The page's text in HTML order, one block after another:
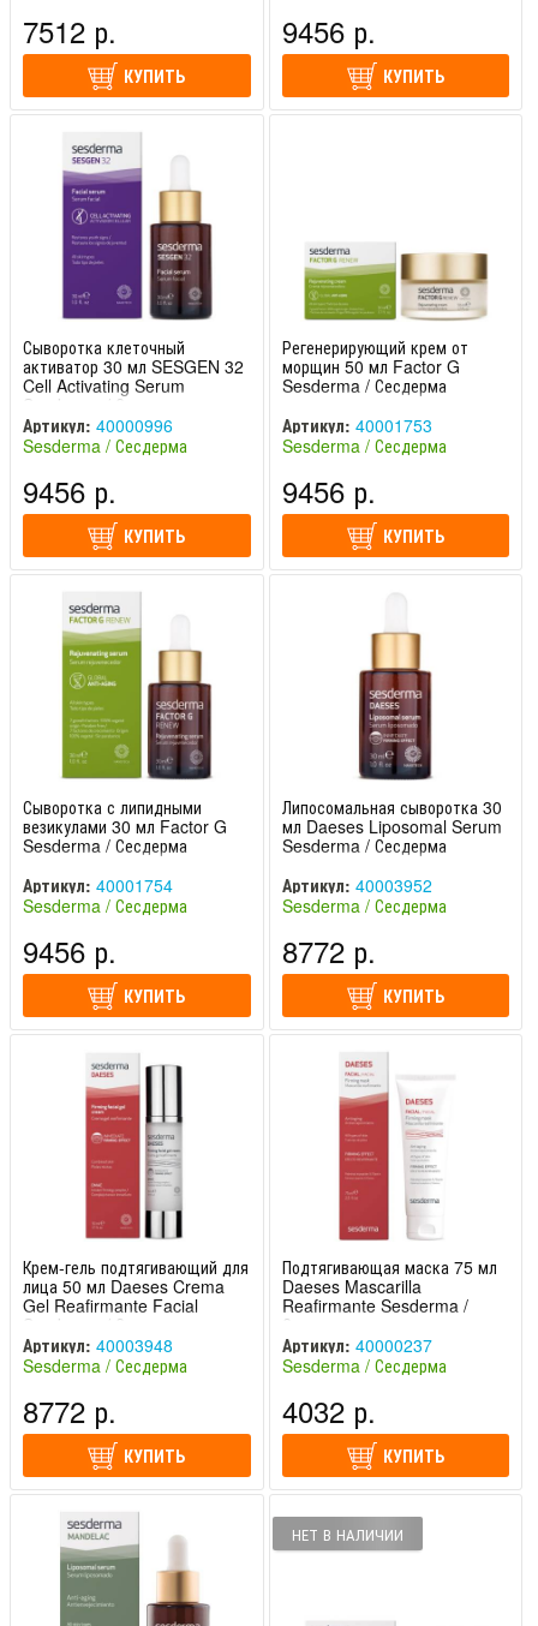
7512 р.
КУПИТЬ
9456 р.
КУПИТЬ
Сыворотка клеточный
активатор 30 мл SESGEN 32
Cell Activating Serum
Sesderma / Сесдерма
Артикул: 40000996
Sesderma / Сесдерма
9456 р.
КУПИТЬ
Регенерирующий крем от
морщин 50 мл Factor G
Sesderma / Сесдерма
Артикул: 40001753
Sesderma / Сесдерма
9456 р.
КУПИТЬ
Сыворотка с липидными
везикулами 30 мл Factor G
Sesderma / Сесдерма
Артикул: 40001754
Sesderma / Сесдерма
9456 р.
КУПИТЬ
Липосомальная сыворотка 30
мл Daeses Liposomal Serum
Sesderma / Сесдерма
Артикул: 40003952
Sesderma / Сесдерма
8772 р.
КУПИТЬ
Крем-гель подтягивающий для
лица 50 мл Daeses Crema
Gel Reafirmante Facial
Sesderma / Сесдерма
Артикул: 40003948
Sesderma / Сесдерма
8772 р.
КУПИТЬ
Подтягивающая маска 75 мл
Daeses Mascarilla
Reafirmante Sesderma /
Сесдерма
Артикул: 40000237
Sesderma / Сесдерма
4032 р.
КУПИТЬ
НЕТ В НАЛИЧИИ